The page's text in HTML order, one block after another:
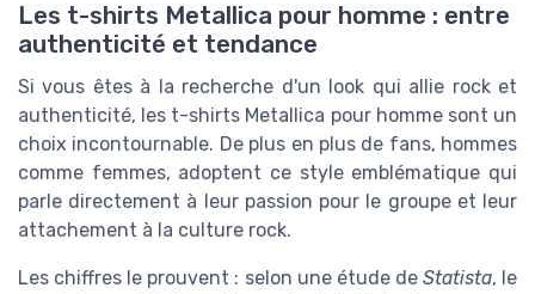
Les t-shirts Metallica pour homme : entre
authenticité et tendance
Si vous êtes à la recherche d'un look qui allie rock et
authenticité, les t-shirts Metallica pour homme sont un
choix incontournable. De plus en plus de fans, hommes
comme femmes, adoptent ce style emblématique qui
parle directement à leur passion pour le groupe et leur
attachement à la culture rock.
Les chiffres le prouvent : selon une étude de Statista, le